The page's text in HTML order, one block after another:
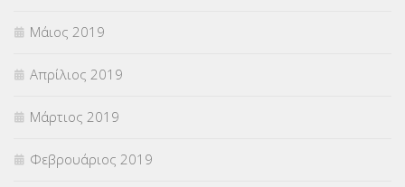
Μάιος 2019
Απρίλιος 2019
Μάρτιος 2019
Φεβρουάριος 2019